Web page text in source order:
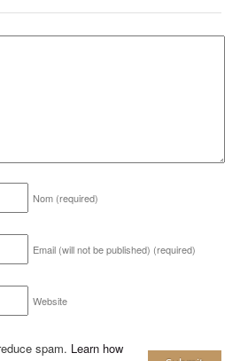
Nom (required)
Email (will not be published) (required)
Website
spam. Learn how